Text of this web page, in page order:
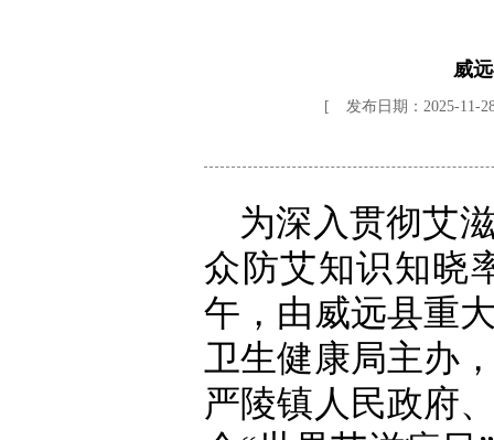
威
[ 发布日期：2025-11-
为深入贯彻艾
众防艾知识知晓
午，由威远县重
卫生健康局主办
严陵镇人民政府